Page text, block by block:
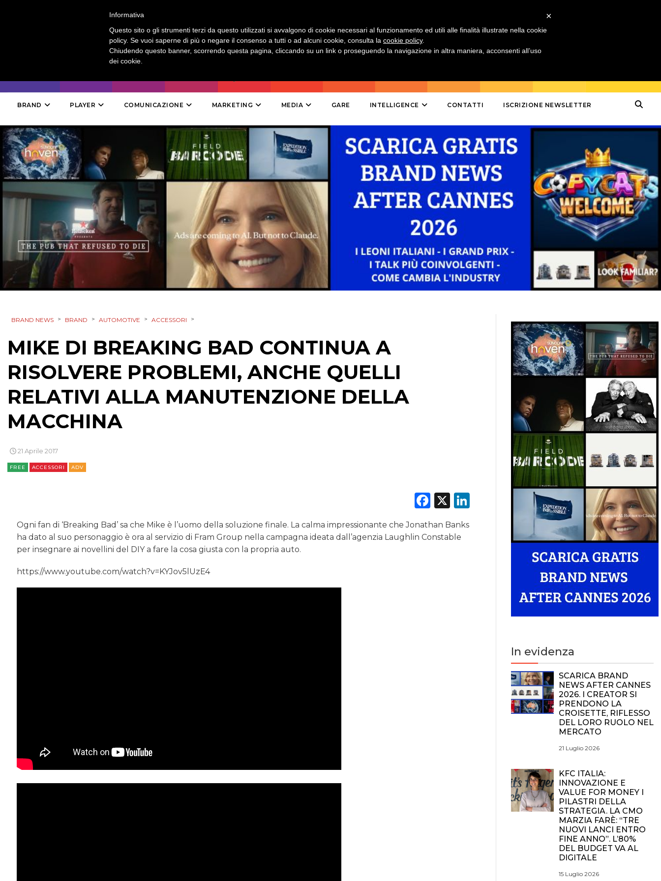
MOBILE
PUNTI VENDITA
CSR
STRATEGIE
CINEMA
DIGITALE
TV
TREND
CASE HISTORY
BRAND PLAYER COMUNICAZIONE MARKETING MEDIA GARE INTELLIGENCE CONTATTI ISCRIZIONE NEWSLETTER
BRAND NEWS > BRAND > AUTOMOTIVE > ACCESSORI >
MIKE DI BREAKING BAD CONTINUA A
RISOLVERE PROBLEMI, ANCHE QUELLI
RELATIVI ALLA MANUTENZIONE DELLA
MACCHINA
21 Aprile 2017
FREE ACCESSORI ADV
Facebook
X LinkedIn
Ogni fan di ‘Breaking Bad’ sa che Mike è l’uomo della soluzione finale. La calma impressionante che Jonathan Banks
ha dato al suo personaggio è ora al servizio di Fram Group nella campagna ideata dall’agenzia Laughlin Constable
per insegnare ai novellini del DIY a fare la cosa giusta con la propria auto.
https://www.youtube.com/watch?v=KYJov5lUzE4
In evidenza
SCARICA BRAND
NEWS AFTER CANNES
2026. I CREATOR SI
PRENDONO LA
CROISETTE, RIFLESSO
DEL LORO RUOLO NEL
MERCATO
21 Luglio 2026
KFC ITALIA:
INNOVAZIONE E
VALUE FOR MONEY I
PILASTRI DELLA
STRATEGIA. LA CMO
MARZIA FARÈ: “TRE
NUOVI LANCI ENTRO
FINE ANNO”. L’80%
DEL BUDGET VA AL
DIGITALE
15 Luglio 2026
×
Informativa
Questo sito o gli strumenti terzi da questo utilizzati si avvalgono di cookie necessari al funzionamento ed utili alle finalità illustrate nella cookie
policy. Se vuoi saperne di più o negare il consenso a tutti o ad alcuni cookie, consulta la cookie policy.
Chiudendo questo banner, scorrendo questa pagina, cliccando su un link o proseguendo la navigazione in altra maniera, acconsenti all’uso
dei cookie.